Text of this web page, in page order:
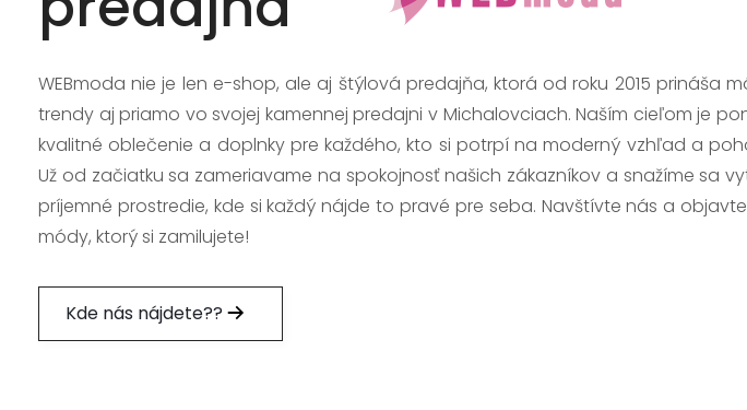
WEBmoda nie je len e-shop, ale aj štýlová predajňa, ktorá od roku 2015 prináša
trendy aj priamo vo svojej kamennej predajni v Michalovciach. Naším cieľom je
kvalitné oblečenie a doplnky pre každého, kto si potrpí na moderný vzhľad a
Už od začiatku sa zameriavame na spokojnosť našich zákazníkov a snažíme sa
príjemné prostredie, kde si každý nájde to pravé pre seba. Navštívte nás a
módy, ktorý si zamilujete!
Kde nás nájdete??